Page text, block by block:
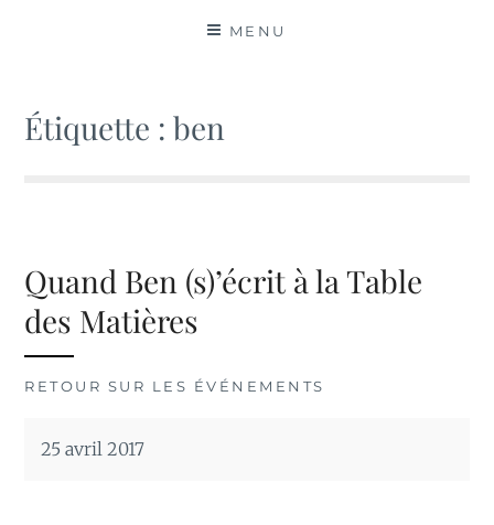
MENU
Étiquette :ben
Quand Ben (s)’écrit à la Table
des Matières
RETOUR SUR LES ÉVÉNEMENTS
25 avril 2017